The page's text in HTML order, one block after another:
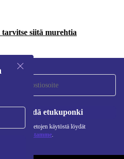
siitä murehtia
Pyydä etukuponki
henkilötietojen käytöstä löydät
.